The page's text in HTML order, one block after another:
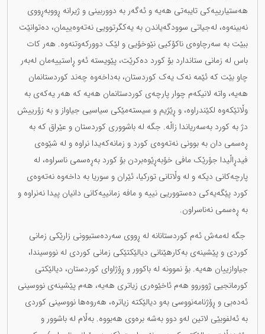
هەستیارییەکی تایبەتی هەیە و ئەگەر بە دووربینی و ژیرانە ڕووبەڕووی
نەبینەوە، لەجیاتی سوودگەیاندن بە یەکگرتوویی نەتەوەییمان، دەتوانێت
ببێت بە سەرچاوەی ناکۆکیی نێوخۆیی و لێک دوورکەوتنەوە. هەر کات
باس لە زمانی ستاندارد بۆ کورد دەکرێت، پێویستە ئەو ڕاستییەمان لەبەر
چاو بێت کە ئێمە نەک یەک کوردستان، بەداخەوە چەند کوردستانمان
هەیە، واتە لانیکەم چوار پارچەی کوردستانمان هەیە کە هەر یەکەی بە
وڵاتێکەوە لکێندراوە، و ڕێژیم و سیستەمێکی سیاسیی جیاواز و بە زۆرییش
دژ بە کورد بەسەریاندا زاڵە. جگە لە باشووری کوردستان و عێراق کە بە
ڕەسمی دان بە بوونی نەتەوەی کورد و زمانەکەیدا نراوە و لە شێوەی
فیدڕاڵیدا جۆرێک مافی خۆبەڕێوەبردن بۆ کورد بەڕەسمی ناسراوە، لە
پارچەکانی دیکە و لە وڵاتانی تورکیا، ئێران و سوریا بە داخەوە نەتەوەی
کورد پێگەیەکی دەستووریی نییە و مافە زمانییەکانی دانیان پیدا نەنراوە و
بە ڕەسمی نەناسراون.
جگە لەمەش ئەم کوردستانانە لە ڕووی سەردەستبوونی زارێکی زمانی
کوردی و پێشینەی بەکارهێنانی دیالێکتێکی زمانی کوردی لە نووسیندا،
جیاوازییان هەیە. بۆ نموونە لە باکوور و ڕۆژاوای کوردستان، دیالێکتی
کورمانجیی ژووروو هەم ئاخێوەری زیاتری هەیە، هەم پێشینەی نووسینی
ئەدەبی و ڕۆژنامەنووسی بەو دیالێکتە زیاترە، هەروەها نووسینی کوردی
بە ئەلفوبێی لاتین لەو دوو بەشە برەوی هەبووە. بەڵام لە باشوور و